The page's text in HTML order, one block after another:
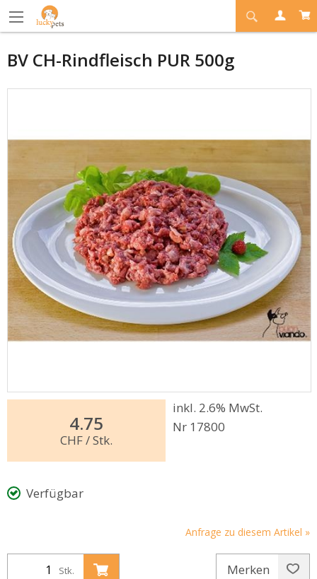
BV CH-Rindfleisch PUR 500g
4.75
CHF/ Stk.
inkl. 2.6% MwSt.
Nr 17800
Verfügbar
Anfrage zu diesem Artikel »
Stk. Merken